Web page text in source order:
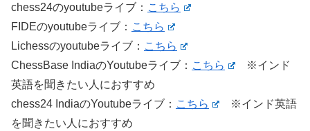
chess24のyoutubeライブ： こちら
FIDEのyoutubeライブ： こちら
Lichessのyoutubeライブ： こちら
ChessBase IndiaのYoutubeライブ： こちら
※インド
英語を聞きたい人におすすめ
chess24 IndiaのYoutubeライブ： こちら
※インド英語
を聞きたい人におすすめ